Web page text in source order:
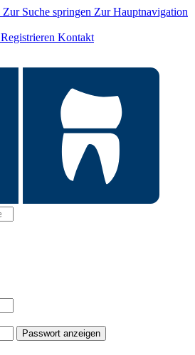
Zur Suche springen Zur Hauptnavigation
Registrieren Kontakt
Passwort anzeigen